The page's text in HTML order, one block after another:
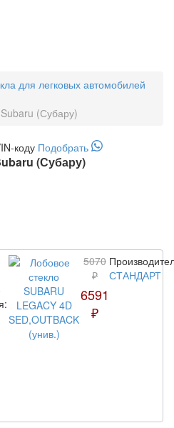
для легковых автомобилей
(Субару)
коду Подобрать
(Субару)
5070
₽
6591
₽
СТАНДАРТ